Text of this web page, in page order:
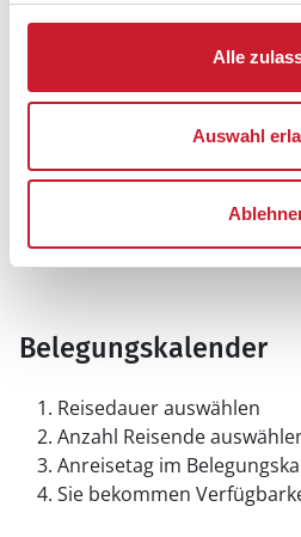
Alle
Auswahl
Belegungskalender
Reisedauer auswählen
Anzahl Reisende
Anreisetag im
Sie bekommen